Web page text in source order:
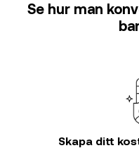
Se hur man
Skapa ditt